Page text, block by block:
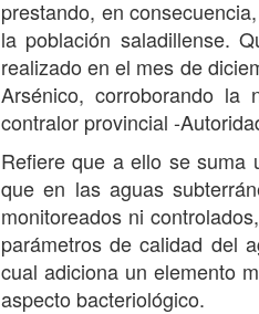
prestando, en
la población saladillense.
realizado en el mes de
Arsénico, corroborando
contralor provincial -
Refiere que a ello se suma
que en las aguas
monitoreados ni
parámetros de calidad del
cual adiciona un elemento
aspecto bacteriológico.